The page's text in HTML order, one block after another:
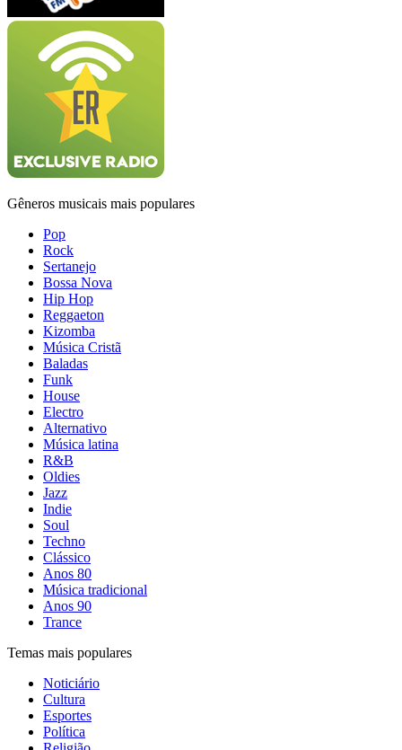
Gêneros musicais mais populares
Pop
Rock
Sertanejo
Bossa Nova
Hip Hop
Reggaeton
Kizomba
Música Cristã
Baladas
Funk
House
Electro
Alternativo
Música latina
R&B
Oldies
Jazz
Indie
Soul
Techno
Clássico
Anos 80
Música tradicional
Anos 90
Trance
Temas mais populares
Noticiário
Cultura
Esportes
Política